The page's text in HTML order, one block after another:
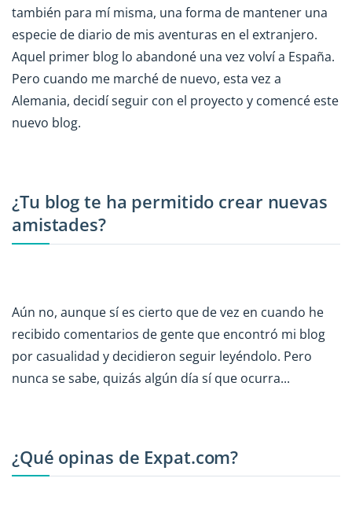
también para mí misma, una forma de mantener una
especie de diario de mis aventuras en el extranjero.
Aquel primer blog lo abandoné una vez volví a España.
Pero cuando me marché de nuevo, esta vez a
Alemania, decidí seguir con el proyecto y comencé este
nuevo blog.
¿Tu blog te ha permitido crear nuevas
amistades?
Aún no, aunque sí es cierto que de vez en cuando he
recibido comentarios de gente que encontró mi blog
por casualidad y decidieron seguir leyéndolo. Pero
nunca se sabe, quizás algún día sí que ocurra...
¿Qué opinas de Expat.com?